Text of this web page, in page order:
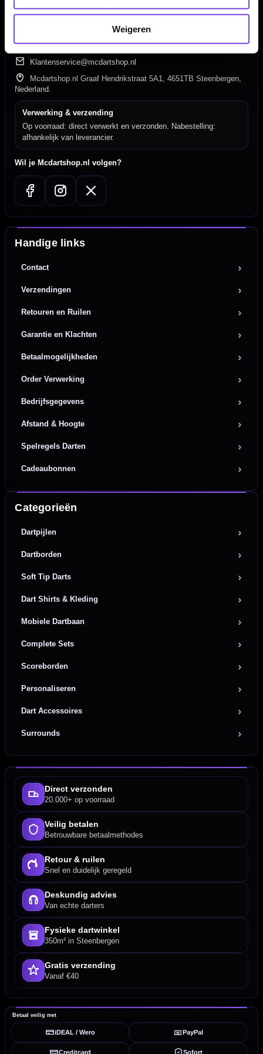
Weigeren
Hulp Nodig? Wij helpen graag!
Tel: 085-8769938
Klantenservice@mcdartshop.nl
Mcdartshop.nl Graaf Hendrikstraat 5A1, 4651TB Steenbergen,
Nederland.
Verwerking & verzending
Op voorraad: direct verwerkt en verzonden. Nabestelling:
afhankelijk van leverancier.
Wil je Mcdartshop.nl volgen?
Handige links
Contact
Verzendingen
Retouren en Ruilen
Garantie en Klachten
Betaalmogelijkheden
Order Verwerking
Bedrijfsgegevens
Afstand & Hoogte
Spelregels Darten
Cadeaubonnen
Categorieën
Dartpijlen
Dartborden
Soft Tip Darts
Dart Shirts & Kleding
Mobiele Dartbaan
Complete Sets
Scoreborden
Personaliseren
Dart Accessoires
Surrounds
Direct verzonden
20.000+ op voorraad
Veilig betalen
Betrouwbare betaalmethodes
Retour & ruilen
Snel en duidelijk geregeld
Deskundig advies
Van echte darters
Fysieke dartwinkel
350m² in Steenbergen
Gratis verzending
Vanaf €40
Betaal veilig met
iDEAL / Wero PayPal
Creditcard Sofort